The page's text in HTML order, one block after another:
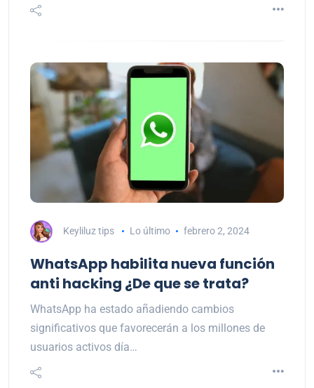
Keyliluz tips Lo último febrero 2, 2024
WhatsApp habilita nueva función
anti hacking ¿De que se trata?
WhatsApp ha estado añadiendo cambios
significativos que favorecerán a los millones de
usuarios activos día…